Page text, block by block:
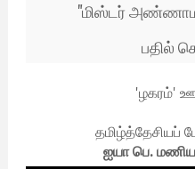
"மிஸ்டர்
பதில்
'ழகரம்'
தமிழ்த்தேசியப்
ஐயா பெ.